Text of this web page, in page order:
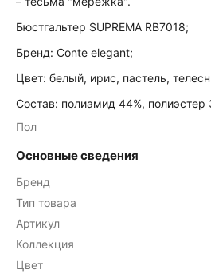
Бюстгальтер SUPREMA RB7018;
Бренд: Conte elegant;
Цвет: белый, ирис, пастель,
Состав: полиамид 44%, полиэстер
Пол
Основные сведения
Бренд
Тип товара
Артикул
Коллекция
Цвет